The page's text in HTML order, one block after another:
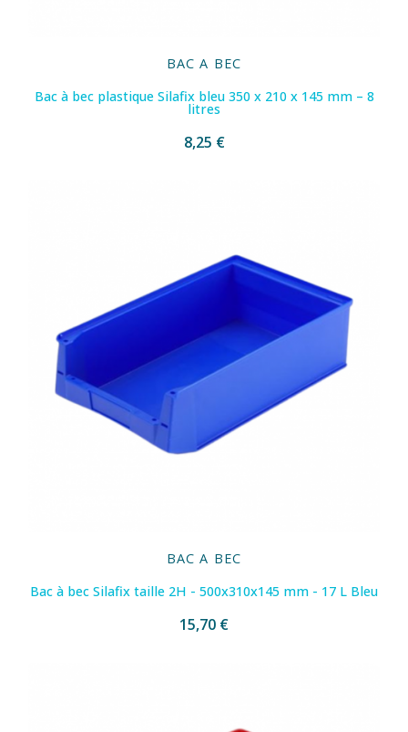
BAC A BEC
Bac à bec plastique Silafix bleu 350 x 210 x 145 mm – 8
litres
8,25 €
BAC A BEC
Bac à bec Silafix taille 2H - 500x310x145 mm - 17 L Bleu
15,70 €